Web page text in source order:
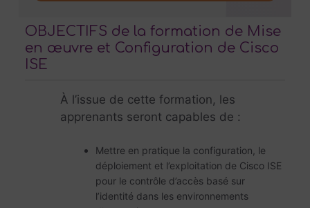
OBJECTIFS de la formation de Mise
en œuvre et Configuration de Cisco
ISE
À l’issue de cette formation, les
apprenants seront capables de :
Mettre en pratique la configuration, le
déploiement et l’exploitation de Cisco ISE
pour le contrôle d’accès basé sur
l’identité dans les environnements